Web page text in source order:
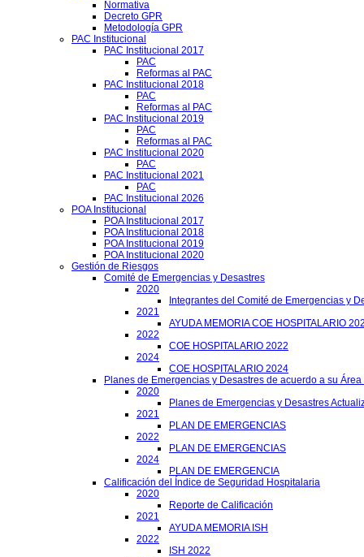
Normativa
Decreto GPR
Metodología GPR
PAC Institucional
PAC Institucional 2017
PAC
Reformas al PAC
PAC Institucional 2018
PAC
Reformas al PAC
PAC Institucional 2019
PAC
Reformas al PAC
PAC Institucional 2020
PAC
PAC Institucional 2021
PAC
PAC Institucional 2026
POA Institucional
POA Institucional 2017
POA Institucional 2018
POA Institucional 2019
POA Institucional 2020
Gestión de Riesgos
Comité de Emergencias y Desastres
2020
Integrantes del Comité de Emergencias y
2021
AYUDA MEMORIA COE HOSPITALARIO
2022
COE HOSPITALARIO 2022
2024
COE HOSPITALARIO 2024
Planes de Emergencias y Desastres de acuerdo a su
2020
Planes de Emergencias y Desastres
2021
PLAN DE EMERGENCIAS
2022
PLAN DE EMERGENCIAS
2024
PLAN DE EMERGENCIA
Calificación del Índice de Seguridad Hospitalaria
2020
Reporte de Calificación
2021
AYUDA MEMORIA ISH
2022
ISH 2022